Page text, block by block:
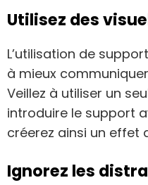
Utilisez des
L’utilisation de
à mieux
Veillez à utiliser un
introduire le support
créerez ainsi un effet
Ignorez les